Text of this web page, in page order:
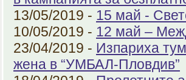
13/05/2019 - 15 май -
10/05/2019 - 12 май –
23/04/2019 - Изпариха
жена в “УМБАЛ-Пловдив”